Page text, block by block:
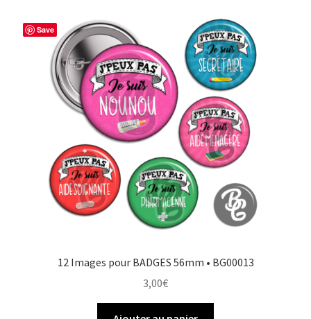
Save
12 Images pour BADGES 56mm • BG00013
3,00€